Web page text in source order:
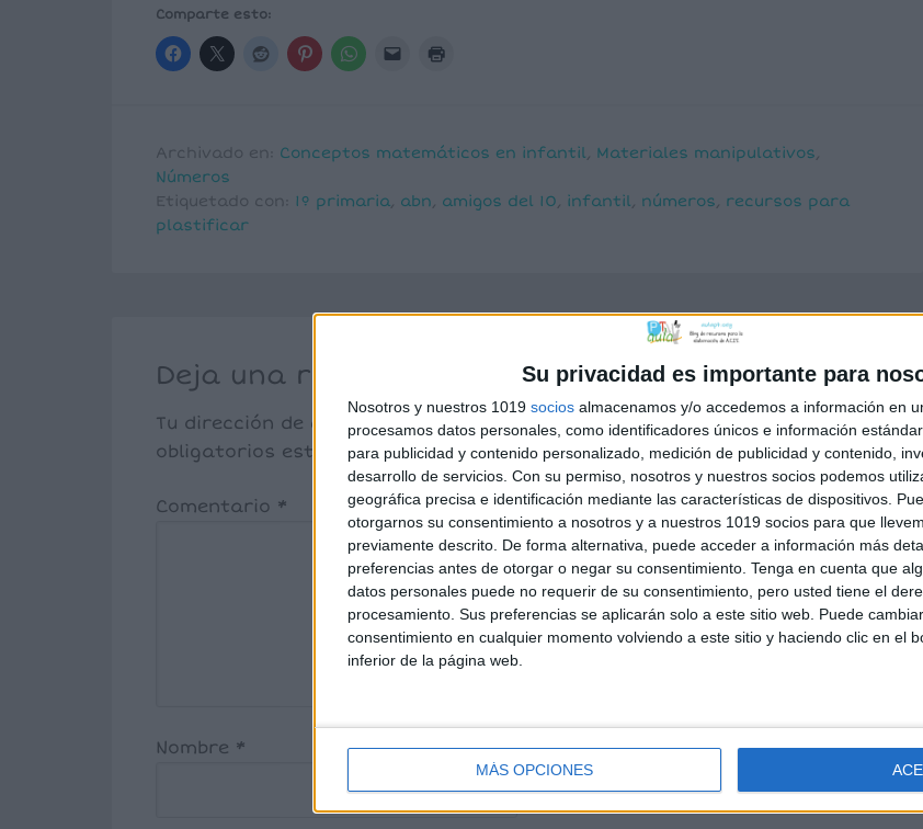
Su privacidad es importante para
Nosotros y nuestros 1019 socios almacenamos y/o accedemos a información en
procesamos datos personales, como identificadores únicos e información
para publicidad y contenido personalizado, medición de publicidad y contenido,
desarrollo de servicios. Con su permiso, nosotros y nuestros socios podemos
geográfica precisa e identificación mediante las características de dispositivos.
otorgarnos su consentimiento a nosotros y a nuestros 1019 socios para que
previamente descrito. De forma alternativa, puede acceder a información más
preferencias antes de otorgar o negar su consentimiento. Tenga en cuenta que
datos personales puede no requerir de su consentimiento, pero usted tiene el
procesamiento. Sus preferencias se aplicarán solo a este sitio web. Puede
consentimiento en cualquier momento volviendo a este sitio y haciendo clic en el
inferior de la página web.
MÁS OPCIONES
Comparte esto:
Archivado en: Conceptos matemáticos en infantil, Materiales manipulativos,
Números
Etiquetado con: 1º primaria, abn, amigos del 10, infantil, números, recursos para
plastificar
Deja una respuesta
Tu dirección de correo electrónico no será publicada. Los campos
obligatorios están marcados con*
Comentario *
Nombre *